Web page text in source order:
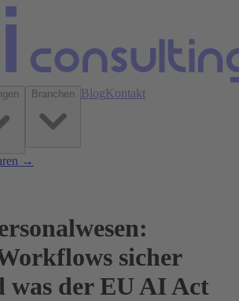
Branchen BlogKontakt
→
sicher
was der EU AI Act